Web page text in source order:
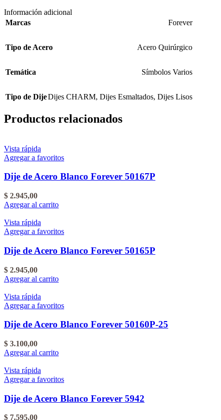
Información adicional
Marcas
Forever
Tipo de Acero Acero Quirúrgico
Temática Símbolos Varios
Tipo de DijeDijes CHARM, Dijes Esmaltados, Dijes Lisos
Productos relacionados
Vista rápida
Agregar a favoritos
Dije de Acero Blanco Forever 50167P
$ 2.945,00
Agregar al carrito
Vista rápida
Agregar a favoritos
Dije de Acero Blanco Forever 50165P
$ 2.945,00
Agregar al carrito
Vista rápida
Agregar a favoritos
Dije de Acero Blanco Forever 50160P-25
$ 3.100,00
Agregar al carrito
Vista rápida
Agregar a favoritos
Dije de Acero Blanco Forever 5942
$ 7.595,00